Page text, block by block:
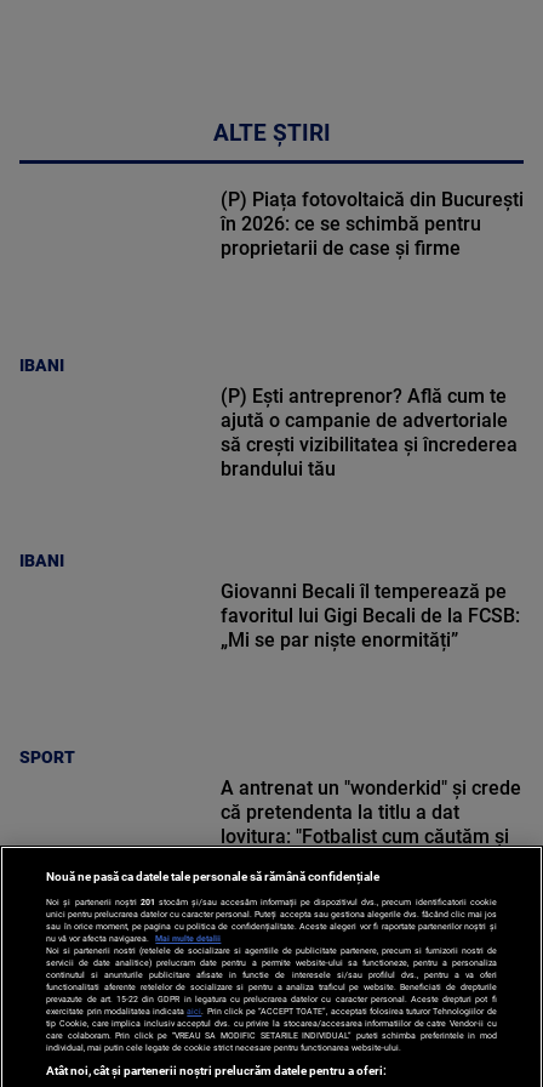
ALTE ȘTIRI
IBANI
(P) Piața fotovoltaică din București
în 2026: ce se schimbă pentru
proprietarii de case și firme
IBANI
(P) Ești antreprenor? Află cum te
ajută o campanie de advertoriale
să crești vizibilitatea și încrederea
brandului tău
SPORT
Giovanni Becali îl temperează pe
favoritul lui Gigi Becali de la FCSB:
„Mi se par niște enormități”
SPORT
A antrenat un "wonderkid" și crede
că pretendenta la titlu a dat
lovitura: "Fotbalist cum căutăm și
Nouă ne pasă ca datele tale personale să rămână confidențiale
Noi și partenerii noștri 201 stocăm și/sau accesăm informații pe dispozitivul dvs., precum identificatorii cookie
unici pentru prelucrarea datelor cu caracter personal. Puteți accepta sau gestiona alegerile dvs. făcând clic mai jos
sau în orice moment, pe pagina cu politica de confidențialitate. Aceste alegeri vor fi raportate partenerilor noștri și
nu vă vor afecta navigarea.
Mai multe detalii
Noi si partenerii nostri (retelele de socializare si agentiile de publicitate partenere, precum si furnizorii nostri de
servicii de date analitice) prelucram date pentru a permite website-ului sa functioneze, pentru a personaliza
continutul si anunturile publicitare afisate in functie de interesele si/sau profilul dvs., pentru a va oferi
functionalitati aferente retelelor de socializare si pentru a analiza traficul pe website. Beneficiati de drepturile
prevazute de art. 15-22 din GDPR in legatura cu prelucrarea datelor cu caracter personal. Aceste drepturi pot fi
exercitate prin modalitatea indicataaici . Prin click pe “ACCEPT TOATE”, acceptati folosirea tuturor Tehnologiilor de
tip Cookie, care implica inclusiv acceptul dvs. cu privire la stocarea/accesarea informatiilor de catre Vendor-ii cu
care colaboram. Prin click pe “VREAU SA MODIFIC SETARILE INDIVIDUAL” puteti schimba preferintele in mod
individual, mai putin cele legate de cookie strict necesare pentru functionarea website-ului.
Atât noi, cât și partenerii noștri prelucrăm datele pentru a oferi: